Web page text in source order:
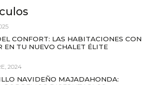
CONFORT: LAS HABITACIONES CON
EN TU NUEVO CHALET ÉLITE
2024
NAVIDEÑO MAJADAHONDA: